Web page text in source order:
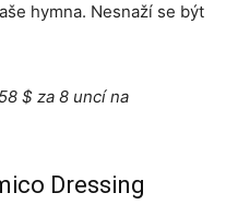
hymna. Nesnaží se být
$ za 8 uncí na
Dressing